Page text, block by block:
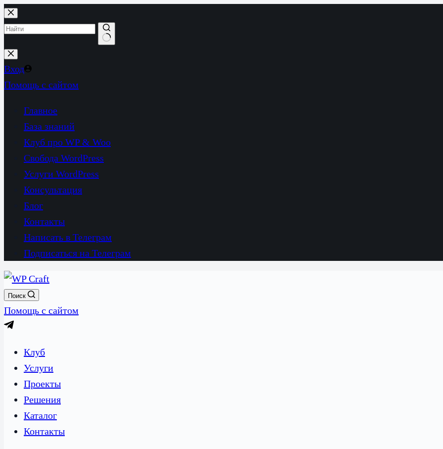
Перейти
к
Ничего
не
найдено
Вход
Помощь с сайтом
Главное
База знаний
Клуб про WP & Woo
Свобода WordPress
Услуги WordPress
Консультация
Блог
Контакты
Написать в Телеграм
Подписаться на Телеграм
Поиск
Помощь с сайтом
Клуб
Услуги
Проекты
Решения
Каталог
Контакты